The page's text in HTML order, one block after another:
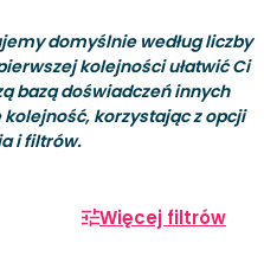
domyślnie według liczby
kolejności ułatwić Ci
bazą doświadczeń innych
korzystając z opcji
i filtrów.
Więcej filtrów